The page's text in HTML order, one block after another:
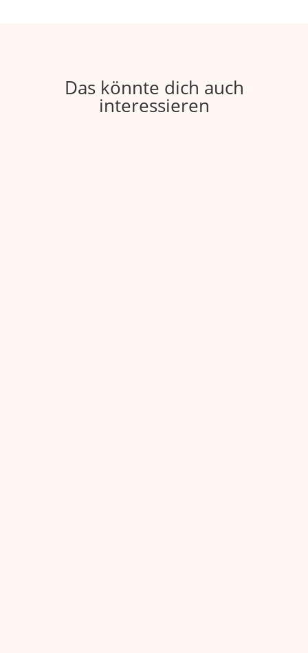
Das könnte dich auch
interessieren